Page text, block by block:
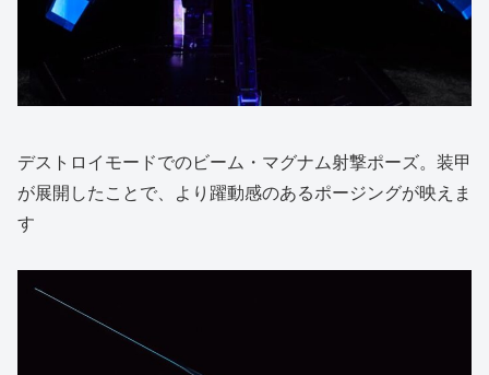
デストロイモードでのビーム・マグナム射撃ポーズ。装甲
が展開したことで、より躍動感のあるポージングが映えま
す